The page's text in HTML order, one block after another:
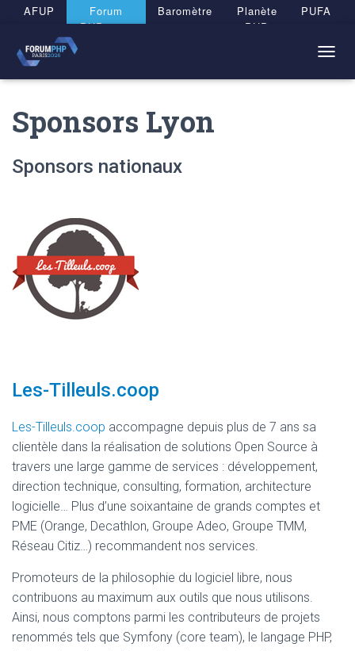
AFUP
Forum
PHP 2026
Baromètre
Planète
PHP
PUFA
O
Sponsors Lyon
Sponsors nationaux
Les-Tilleuls.coop
Les-Tilleuls.coop accompagne depuis plus de 7 ans sa
clientèle dans la réalisation de solutions Open Source à
travers une large gamme de services : développement,
direction technique, consulting, formation, architecture
logicielle… Plus d’une soixantaine de grands comptes et
PME (Orange, Decathlon, Groupe Adeo, Groupe TMM,
Réseau Citiz…) recommandent nos services.
Promoteurs de la philosophie du logiciel libre, nous
contribuons au maximum aux outils que nous utilisons.
Ainsi, nous comptons parmi les contributeurs de projets
renommés tels que Symfony (core team), le langage PHP,
Panneau de gestion des cookies